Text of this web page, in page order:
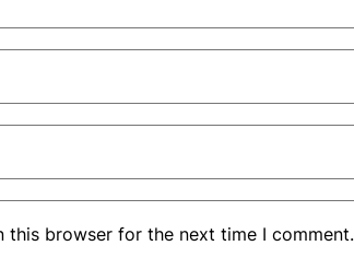
this browser for the next time I comment.